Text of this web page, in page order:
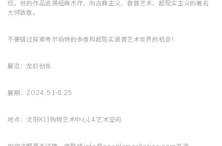
视。他的作品追溯经典杰作，向古典主义、普普艺术、超现实主义的著名
大师致敬。
不要错过探索考尔伯特的多维和超现实波普艺术世界的机会！
展览：龙虾创世
展期：2024.5.1-8.25
地点：沈阳K11购物艺术中心L4艺术空间